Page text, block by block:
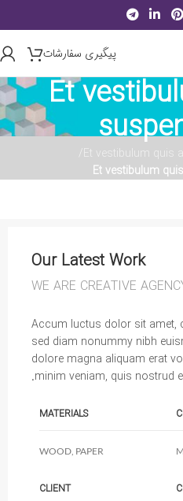
پیگیری سفارشات
Et
Et vestibulum quis
/
Et vestibulum
Our Latest Work
WE ARE CREATIVE
Accum luctus dolor sit amet,
sed diam nonummy nibh
dolore magna aliquam erat
minim veniam, quis nostrud
MATERIALS
WOOD, PAPER
CLIENT